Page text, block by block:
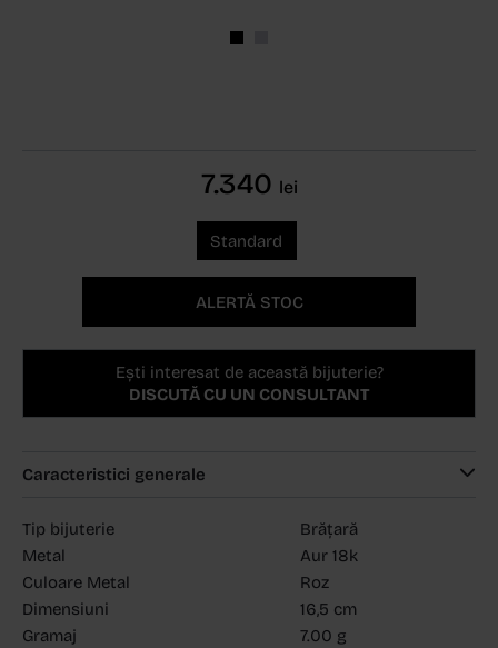
7.340 lei
Standard
ALERTĂ STOC
Ești interesat de această bijuterie?
DISCUTĂ CU UN CONSULTANT
Caracteristici generale
Tip bijuterie
Brățară
Metal
Aur 18k
Culoare Metal
Roz
Dimensiuni
16,5 cm
Gramaj
7.00 g